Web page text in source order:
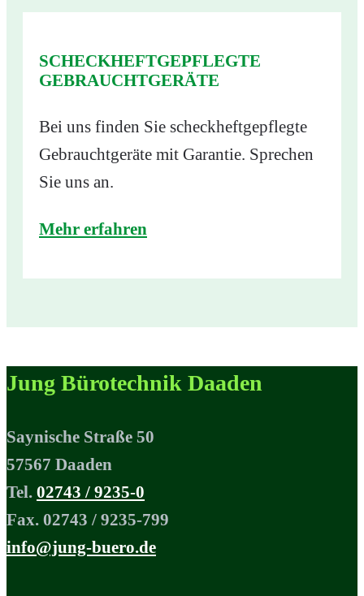
SCHECKHEFTGEPFLEGTE
GEBRAUCHTGERÄTE
Bei uns finden Sie scheckheftgepflegte
Gebrauchtgeräte mit Garantie. Sprechen
Sie uns an.
Mehr erfahren
Jung Bürotechnik Daaden
Saynische Straße 50
57567 Daaden
Tel. 02743 / 9235-0
Fax. 02743 / 9235-799
info@jung-buero.de